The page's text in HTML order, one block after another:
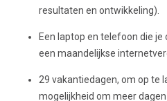
resultaten en ontwikkeling).
Een laptop en telefoon die
een maandelijkse
29 vakantiedagen, om op te
mogelijkheid om meer dagen